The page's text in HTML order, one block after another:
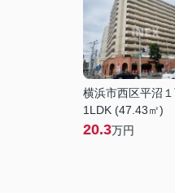
横浜市西区平沼１
1LDK (47.43㎡)
20.3万円